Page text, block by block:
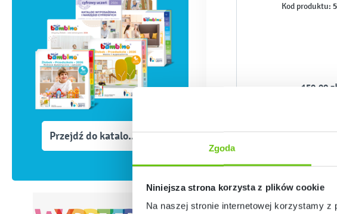
Zgoda
Niniejsza strona korzysta z plików cookie
Na naszej stronie internetowej korzystamy z
Przejdź do katalogów
Kod produktu:
159,90